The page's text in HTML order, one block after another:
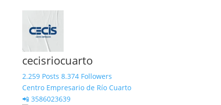
cecisriocuarto
2.259 Posts 8.374 Followers
Centro Empresario de Río Cuarto
📲 3586023639